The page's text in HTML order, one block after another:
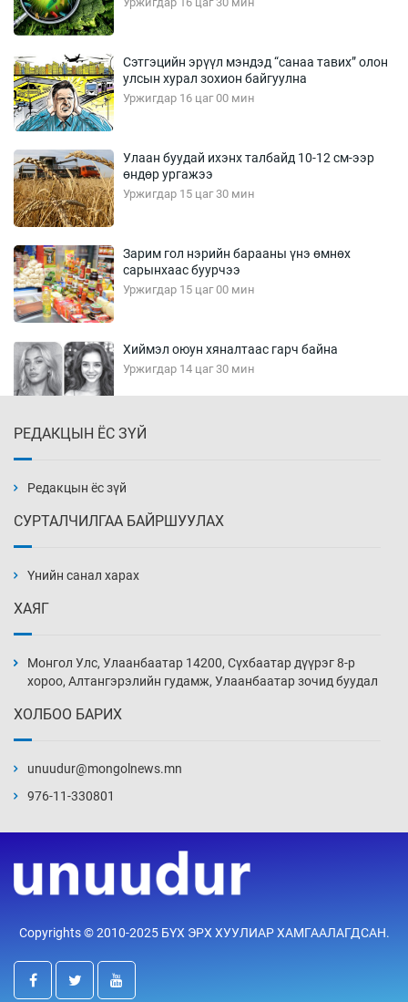
Сэтгэцийн эрүүл мэндэд “санаа тавих” олон
улсын хурал зохион байгуулна
Уржигдар 16 цаг 00 мин
Улаан буудай ихэнх талбайд 10-12 см-ээр
өндөр ургажээ
Уржигдар 15 цаг 30 мин
Зарим гол нэрийн барааны үнэ өмнөх
сарынхаас буурчээ
Уржигдар 15 цаг 00 мин
Хиймэл оюун хяналтаас гарч байна
Уржигдар 14 цаг 30 мин
Уржигдар 14 цаг 00 мин
нэмэгджээ
Уржигдар 13 цаг 30 мин
Уржигдар 13 цаг 00 мин
Уржигдар 12 цаг 30 мин
үйлчилж буй гэв
Уржигдар 12 цаг 00 мин
РЕДАКЦЫН ЁС ЗҮЙ
Редакцын ёс зүй
СУРТАЛЧИЛГАА БАЙРШУУЛАХ
Үнийн санал харах
ХАЯГ
Монгол Улс, Улаанбаатар 14200, Сүхбаатар дүүрэг 8-р
хороо, Алтангэрэлийн гудамж, Улаанбаатар зочид буудал
ХОЛБОО БАРИХ
unuudur@mongolnews.mn
976-11-330801
Copyrights © 2010-2025 БҮХ ЭРХ ХУУЛИАР ХАМГААЛАГДСАН.